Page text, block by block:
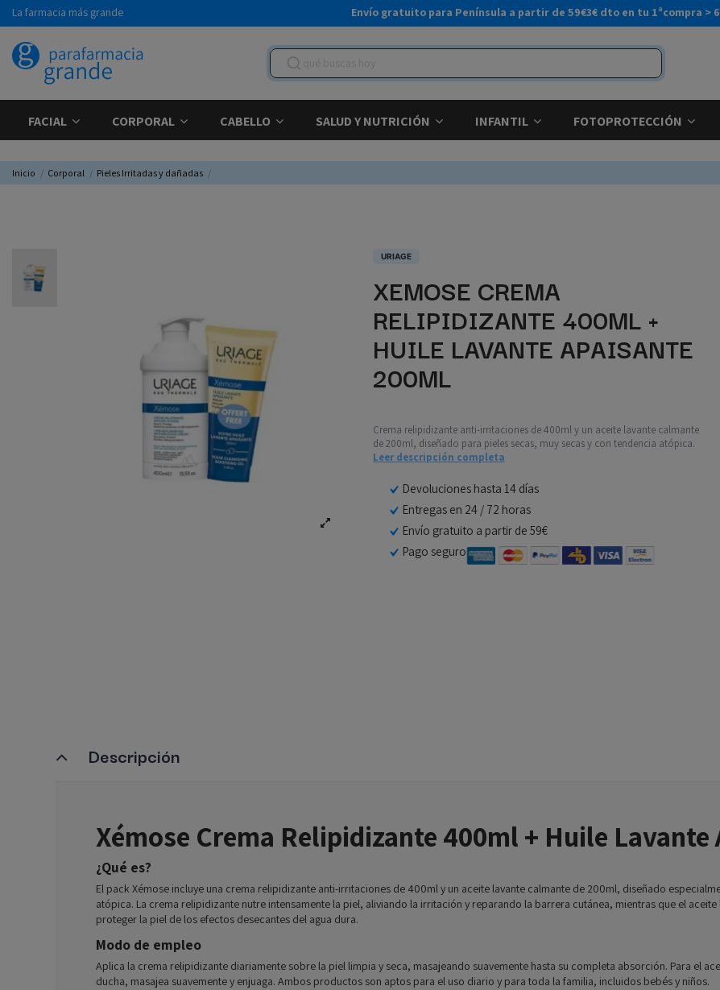
La farmacia más grande Envío gratuito para Península a partir de 59€3€ dto en tu 1ªcompra >
FACIAL CORPORAL CABELLO SALUD Y NUTRICIÓN INFANTIL FOTOPROTECCIÓN
Inicio Corporal Pieles Irritadas y dañadas
URIAGE
XEMOSE CREMA
RELIPIDIZANTE 400ML +
HUILE LAVANTE APAISANTE
200ML
Crema relipidizante anti-irritaciones de 400ml y un aceite lavante calmante
de 200ml, diseñado para pieles secas, muy secas y con tendencia atópica.
Leer descripción completa
Devoluciones hasta 14 días
Entregas en 24 / 72 horas
Envío gratuito a partir de 59€
Pago seguro
Descripción
Xémose Crema Relipidizante 400ml + Huile
¿Qué es?
El pack Xémose incluye una crema relipidizante anti-irritaciones de 400ml y un aceite lavante calmante de 200ml, diseñado
atópica. La crema relipidizante nutre intensamente la piel, aliviando la irritación y reparando la barrera cutánea, mientras que el
proteger la piel de los efectos desecantes del agua dura.
Modo de empleo
Aplica la crema relipidizante diariamente sobre la piel limpia y seca, masajeando suavemente hasta su completa absorción. Para el
ducha, masajea suavemente y enjuaga. Ambos productos son aptos para el uso diario y para toda la familia, incluidos bebés y niños.